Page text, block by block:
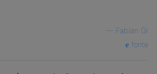
Fabian Gr
fonte